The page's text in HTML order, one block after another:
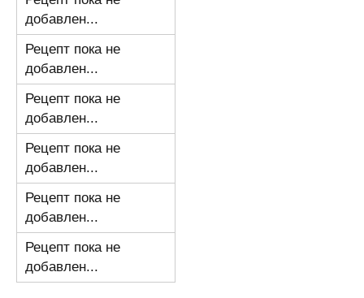
добавлен...
Рецепт пока не
добавлен...
Рецепт пока не
добавлен...
Рецепт пока не
добавлен...
Рецепт пока не
добавлен...
Рецепт пока не
добавлен...